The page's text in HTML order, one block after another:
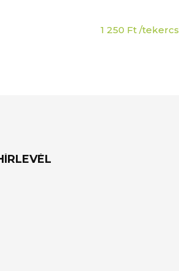
1 250 Ft /tekercs